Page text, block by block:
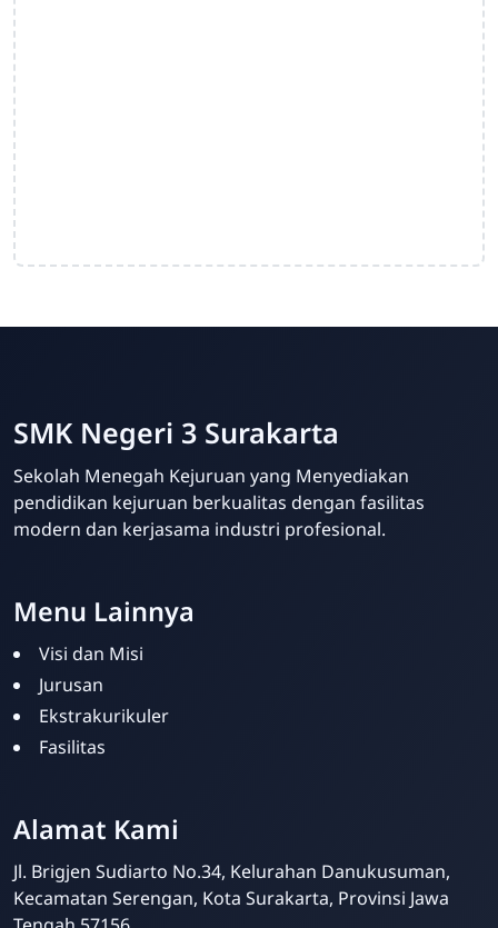
SMK Negeri 3 Surakarta
Sekolah Menegah Kejuruan yang Menyediakan
pendidikan kejuruan berkualitas dengan fasilitas
modern dan kerjasama industri profesional.
Menu Lainnya
Visi dan Misi
Jurusan
Ekstrakurikuler
Fasilitas
Alamat Kami
Jl. Brigjen Sudiarto No.34, Kelurahan Danukusuman,
Kecamatan Serengan, Kota Surakarta, Provinsi Jawa